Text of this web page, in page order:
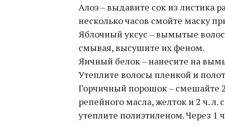
Алоэ – выдавите сок из листика
несколько часов смойте маску
Яблочный уксус – вымытые
смывая, высушите их феном.
Яичный белок – нанесите на
Утеплите волосы пленкой и
Горчичный порошок – смешайте 2
репейного масла, желток и 2 ч. л.
утеплите полиэтиленом. Через 1